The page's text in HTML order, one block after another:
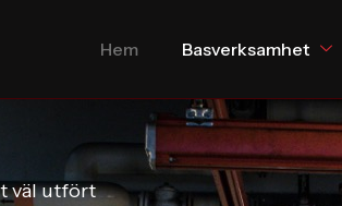
Hem Basverksamhet
väl utfört